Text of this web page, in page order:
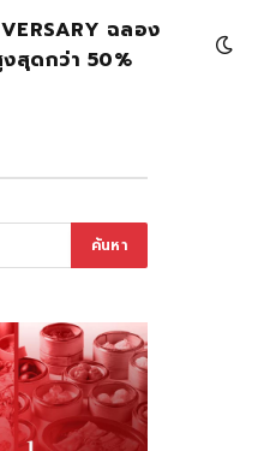
ฉลอง
สุดกว่า 50%